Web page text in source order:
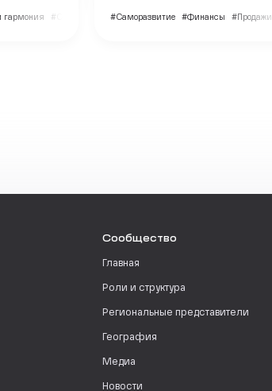
гармония #Образование #Саморазвитие #Финансы #Продажи
Сообщество
Главная
Роли и структура
Региональные представители
География
Медиа
Новости